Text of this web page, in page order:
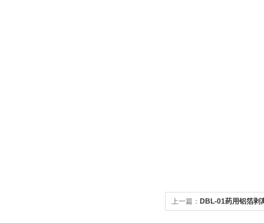
上一篇： DBL-01药用铝箔剥